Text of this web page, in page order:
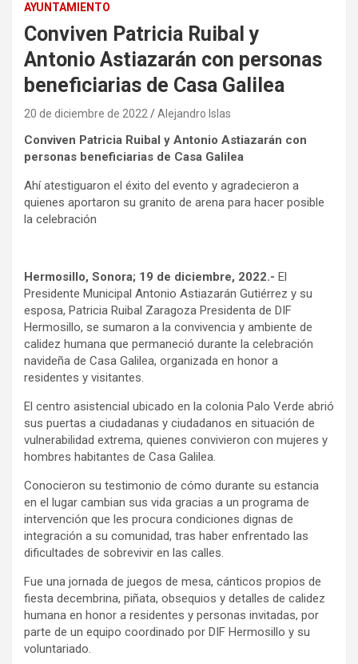
AYUNTAMIENTO
Conviven Patricia Ruibal y
Antonio Astiazarán con personas
beneficiarias de Casa Galilea
20 de diciembre de 2022 Alejandro Islas
Conviven Patricia Ruibal y Antonio Astiazarán con
personas beneficiarias de Casa Galilea
Ahí atestiguaron el éxito del evento y agradecieron a
quienes aportaron su granito de arena para hacer posible
la celebración
Hermosillo, Sonora; 19 de diciembre, 2022.- El
Presidente Municipal Antonio Astiazarán Gutiérrez y su
esposa, Patricia Ruibal Zaragoza Presidenta de DIF
Hermosillo, se sumaron a la convivencia y ambiente de
calidez humana que permaneció durante la celebración
navideña de Casa Galilea, organizada en honor a
residentes y visitantes.
El centro asistencial ubicado en la colonia Palo Verde abrió
sus puertas a ciudadanas y ciudadanos en situación de
vulnerabilidad extrema, quienes convivieron con mujeres y
hombres habitantes de Casa Galilea.
Conocieron su testimonio de cómo durante su estancia
en el lugar cambian sus vida gracias a un programa de
intervención que les procura condiciones dignas de
integración a su comunidad, tras haber enfrentado las
dificultades de sobrevivir en las calles.
Fue una jornada de juegos de mesa, cánticos propios de
fiesta decembrina, piñata, obsequios y detalles de calidez
humana en honor a residentes y personas invitadas, por
parte de un equipo coordinado por DIF Hermosillo y su
voluntariado.